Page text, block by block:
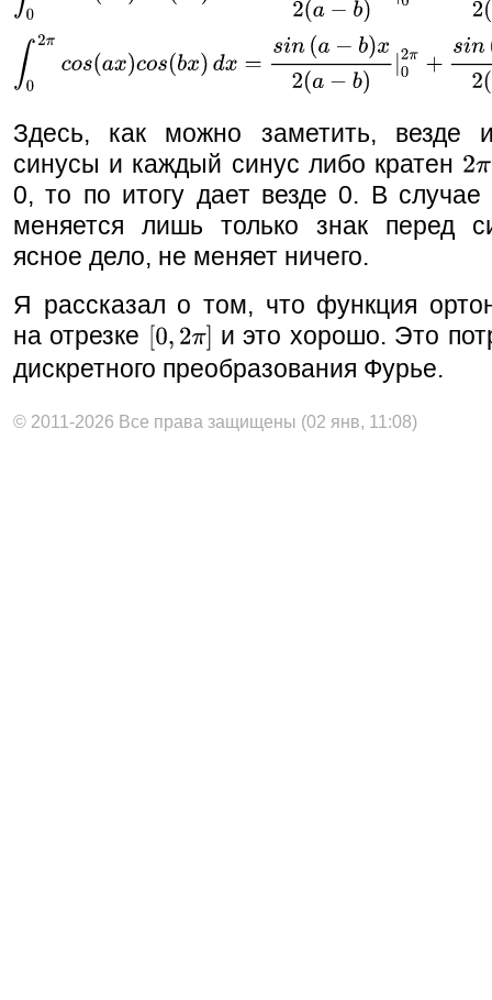
Здесь, как можно заметить, везде
синусы и каждый синус либо кратен
0, то по итогу дает везде 0. В случае
меняется лишь только знак перед
ясное дело, не меняет ничего.
Я рассказал о том, что функция
на отрезке
и это хорошо. Это
дискретного преобразования Фурье.
© 2011-2026 Все права защищены (02 янв, 11:08)